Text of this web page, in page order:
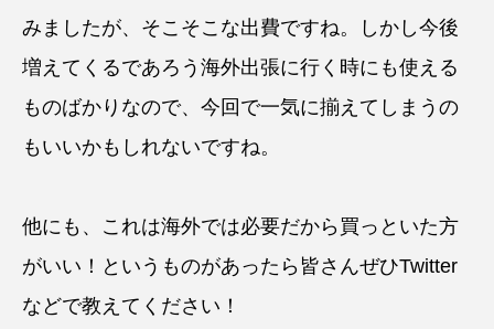
みましたが、そこそこな出費ですね。しかし今後
増えてくるであろう海外出張に行く時にも使える
ものばかりなので、今回で一気に揃えてしまうの
もいいかもしれないですね。
他にも、これは海外では必要だから買っといた方
がいい！というものがあったら皆さんぜひTwitter
などで教えてください！